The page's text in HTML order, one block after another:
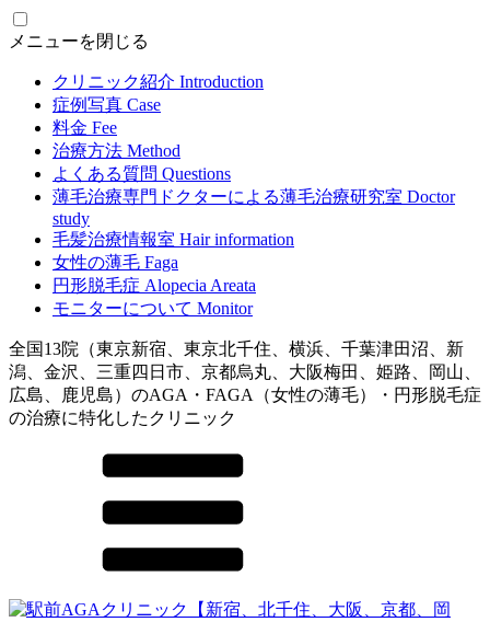
メニューを閉じる
クリニック紹介 Introduction
症例写真 Case
料金 Fee
治療方法 Method
よくある質問 Questions
薄毛治療専門ドクターによる薄毛治療研究室 Doctor
study
毛髪治療情報室 Hair information
女性の薄毛 Faga
円形脱毛症 Alopecia Areata
モニターについて Monitor
全国13院（東京新宿、東京北千住、横浜、千葉津田沼、新
潟、金沢、三重四日市、京都烏丸、大阪梅田、姫路、岡山、
広島、鹿児島）のAGA・FAGA（女性の薄毛）・円形脱毛症
の治療に特化したクリニック